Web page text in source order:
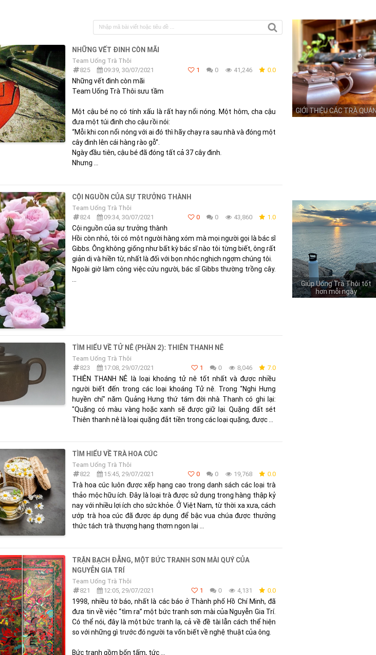
NHỮNG VẾT ĐINH CÒN MÃI
Team Uống Trà Thôi
825
09:39, 30/07/2021 1 0 41,246 0.0
Những vết đinh còn mãi
Team Uống Trà Thôi sưu tầm
Một cậu bé nọ có tính xấu là rất hay nổi nóng. Một hôm, cha cậu
đưa một túi đinh cho cậu rồi nói:
“Mỗi khi con nổi nóng với ai đó thì hãy chạy ra sau nhà và đóng một
cây đinh lên cái hàng rào gỗ”.
Ngày đầu tiên, cậu bé đã đóng tất cả 37 cây đinh.
Nhưng ...
CỘI NGUỒN CỦA SỰ TRƯỞNG THÀNH
Team Uống Trà Thôi
824
09:34, 30/07/2021 0 0 43,860 1.0
Cội nguồn của sự trưởng thành
Hồi còn nhỏ, tôi có một người hàng xóm mà mọi người gọi là bác sĩ
Gibbs. Ông không giống như bất kỳ bác sĩ nào tôi từng biết, ông rất
giản dị và hiền từ, nhất là đối với bọn nhóc nghịch ngợm chúng tôi.
Ngoài giờ làm công việc cứu người, bác sĩ Gibbs thường trồng cây.
...
TÌM HIỂU VỀ TỬ NÊ (PHẦN 2): THIÊN THANH NÊ
Team Uống Trà Thôi
823
17:08, 29/07/2021 1 0 8,046 7.0
THIÊN THANH NÊ là loại khoáng tử nê tốt nhất và được nhiều
người biết đến trong các loại khoáng Tử nê. Trong "Nghi Hưng
huyền chí" năm Quảng Hưng thứ tám đời nhà Thanh có ghi lại:
"Quặng có màu vàng hoặc xanh sẽ được giữ lại. Quặng đất sét
Thiên thanh nê là loại quặng đắt tiền trong các loại quặng, được ...
TÌM HIỂU VỀ TRÀ HOA CÚC
Team Uống Trà Thôi
822
15:45, 29/07/2021 0 0 19,768 0.0
Trà hoa cúc luôn được xếp hạng cao trong danh sách các loại trà
thảo mộc hữu ích. Đây là loại trà được sử dụng trong hàng thập kỷ
nay với nhiều lợi ích cho sức khỏe. Ở Việt Nam, từ thời xa xưa, cách
ướp trà hoa cúc đã được áp dụng để bậc vua chúa được thưởng
thức tách trà thượng hạng thơm ngon lại ...
TRẬN BẠCH ĐẰNG, MỘT BỨC TRANH SƠN MÀI QUÝ CỦA
NGUYỄN GIA TRÍ
Team Uống Trà Thôi
821
12:05, 29/07/2021 1 0 4,131 0.0
1998, nhiều tờ báo, nhất là các báo ở Thành phố Hồ Chí Minh, đã
đưa tin về việc “tìm ra” một bức tranh sơn mài của Nguyễn Gia Trí.
Có thể nói, đây là một bức tranh lạ, cả về đề tài lẫn cách thể hiện
so với những gì trước đó người ta vốn biết về nghệ thuật của ông.
Bức tranh gồm bốn tấm, tức ...
GIỚI THIỆU CÁC TRÀ
Giúp Uống Trà Thôi tốt
hơn mỗi ngày